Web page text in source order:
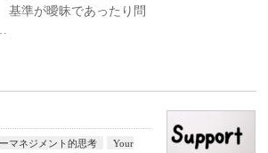
基準が曖昧であったり問
マネジメント的思考
Your